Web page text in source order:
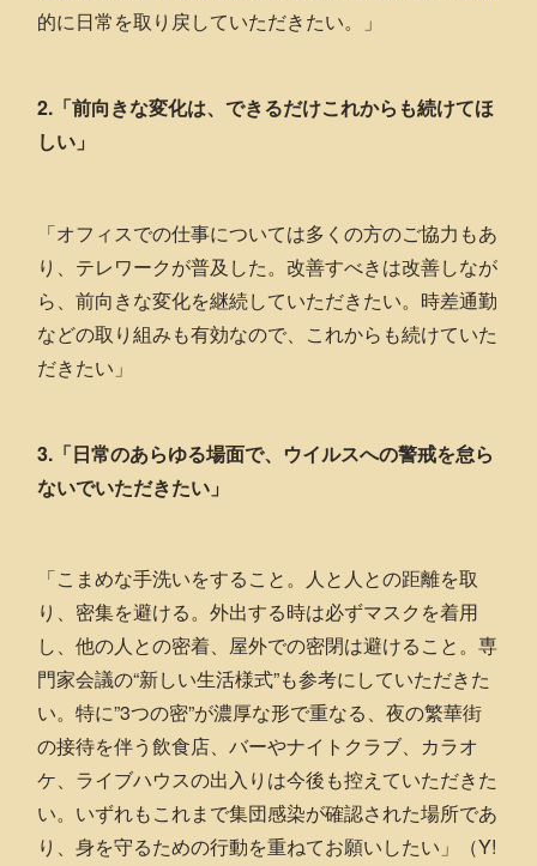
的に日常を取り戻していただきたい。」
2.「前向きな変化は、できるだけこれからも続けてほ
しい」
「オフィスでの仕事については多くの方のご協力もあ
り、テレワークが普及した。改善すべきは改善しなが
ら、前向きな変化を継続していただきたい。時差通勤
などの取り組みも有効なので、これからも続けていた
だきたい」
3.「日常のあらゆる場面で、ウイルスへの警戒を怠ら
ないでいただきたい」
「こまめな手洗いをすること。人と人との距離を取
り、密集を避ける。外出する時は必ずマスクを着用
し、他の人との密着、屋外での密閉は避けること。専
門家会議の“新しい生活様式”も参考にしていただきた
い。特に”3つの密”が濃厚な形で重なる、夜の繁華街
の接待を伴う飲食店、バーやナイトクラブ、カラオ
ケ、ライブハウスの出入りは今後も控えていただきた
い。いずれもこれまで集団感染が確認された場所であ
り、身を守るための行動を重ねてお願いしたい」（Y!